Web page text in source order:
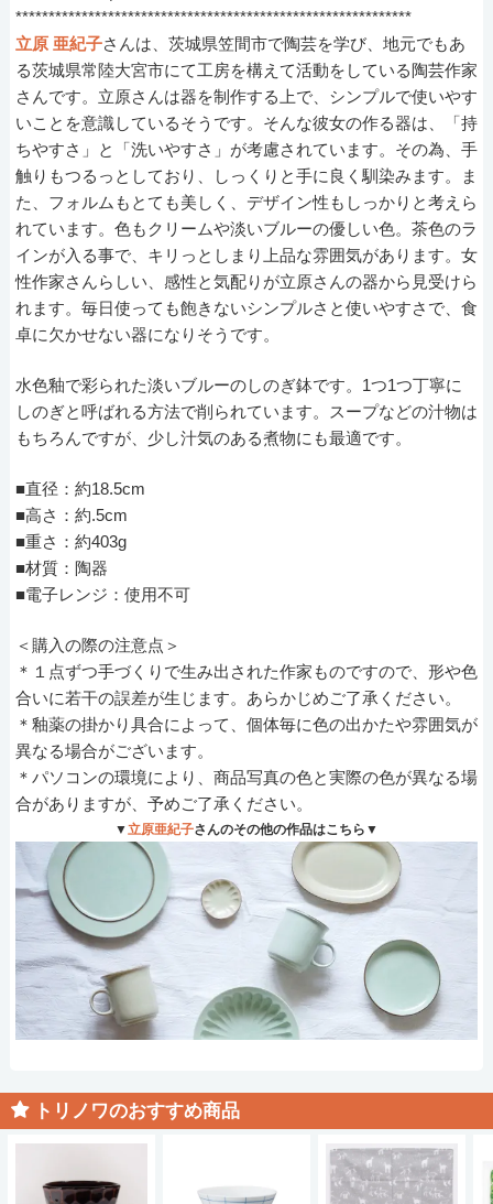
************************************************************
立原 亜紀子さんは、茨城県笠間市で陶芸を学び、地元でもあ
る茨城県常陸大宮市にて工房を構えて活動をしている陶芸作家
さんです。立原さんは器を制作する上で、シンプルで使いやす
いことを意識しているそうです。そんな彼女の作る器は、「持
ちやすさ」と「洗いやすさ」が考慮されています。その為、手
触りもつるっとしており、しっくりと手に良く馴染みます。ま
た、フォルムもとても美しく、デザイン性もしっかりと考えら
れています。色もクリームや淡いブルーの優しい色。茶色のラ
インが入る事で、キリっとしまり上品な雰囲気があります。女
性作家さんらしい、感性と気配りが立原さんの器から見受けら
れます。毎日使っても飽きないシンプルさと使いやすさで、食
卓に欠かせない器になりそうです。
水色釉で彩られた淡いブルーのしのぎ鉢です。1つ1つ丁寧に
しのぎと呼ばれる方法で削られています。スープなどの汁物は
もちろんですが、少し汁気のある煮物にも最適です。
■直径：約18.5cm
■高さ：約.5cm
■重さ：約403g
■材質：陶器
■電子レンジ：使用不可
＜購入の際の注意点＞
＊１点ずつ手づくりで生み出された作家ものですので、形や色
合いに若干の誤差が生じます。あらかじめご了承ください。
＊釉薬の掛かり具合によって、個体毎に色の出かたや雰囲気が
異なる場合がございます。
＊パソコンの環境により、商品写真の色と実際の色が異なる場
合がありますが、予めご了承ください。
▼立原亜紀子さんのその他の作品はこちら▼
トリノワのおすすめ商品